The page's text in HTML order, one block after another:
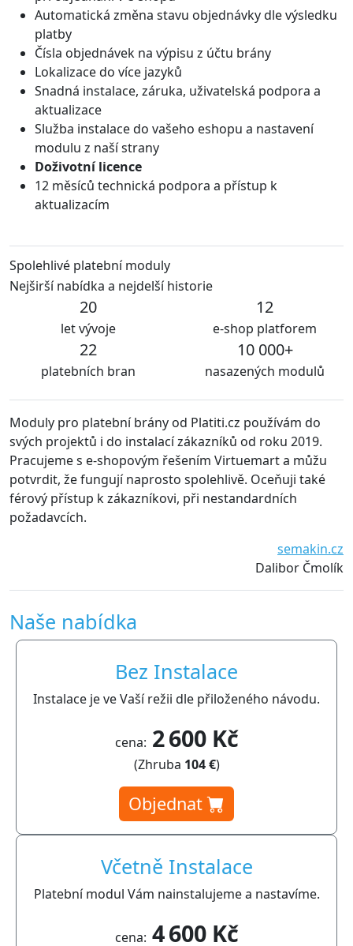
Automatická změna stavu objednávky dle výsledku
platby
Čísla objednávek na výpisu z účtu brány
Lokalizace do více jazyků
Snadná instalace, záruka, uživatelská podpora a
aktualizace
Služba instalace do vašeho eshopu a nastavení
modulu z naší strany
Doživotní licence
12 měsíců technická podpora a přístup k
aktualizacím
Spolehlivé platební moduly
Nejširší nabídka a nejdelší historie
20
let vývoje
12
e-shop platforem
22
platebních bran
10 000+
nasazených modulů
pro platební brány od Platiti.cz používám do
projektů i do instalací zákazníků od roku 2019.
s e-shopovým řešením Virtuemart a můžu
že fungují naprosto spolehlivě. Oceňuji také
přístup k zákazníkovi, při nestandardních
semakin.cz
Dalibor Čmolík
S
Naše nabídka
Bez Instalace
Instalace je ve Vaší režii dle přiloženého návodu.
cena: 2 600 Kč
(Zhruba 104 €)
Objednat
Včetně Instalace
Platební modul Vám nainstalujeme a nastavíme.
cena: 4 600 Kč